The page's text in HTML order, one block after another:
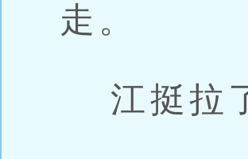
走。
江挺拉